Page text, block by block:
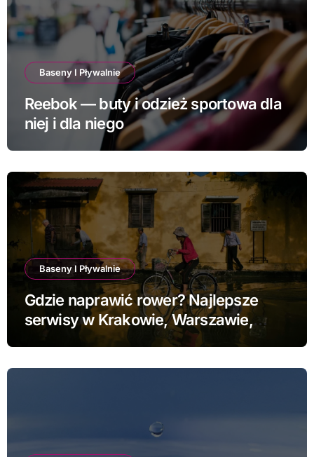
Baseny I Pływalnie
Reebok — buty i odzież sportowa dla
niej i dla niego
Baseny I Pływalnie
Gdzie naprawić rower? Najlepsze
serwisy w Krakowie, Warszawie,
Poznaniu i Łodzi